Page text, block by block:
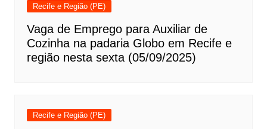
Recife e Região (PE)
Vaga de Emprego para Auxiliar de
Cozinha na padaria Globo em Recife e
região nesta sexta (05/09/2025)
Recife e Região (PE)